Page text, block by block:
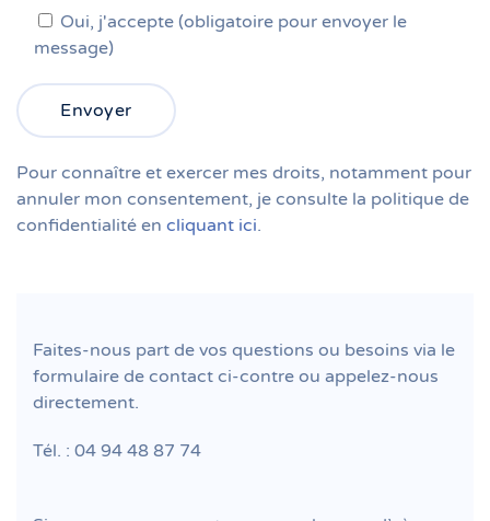
Oui, j'accepte (obligatoire pour envoyer le
message)
Pour connaître et exercer mes droits, notamment pour
annuler mon consentement, je consulte la politique de
confidentialité en cliquant ici.
Faites-nous part de vos questions ou besoins via le
formulaire de contact ci-contre ou appelez-nous
directement.
Tél. : 04 94 48 87 74